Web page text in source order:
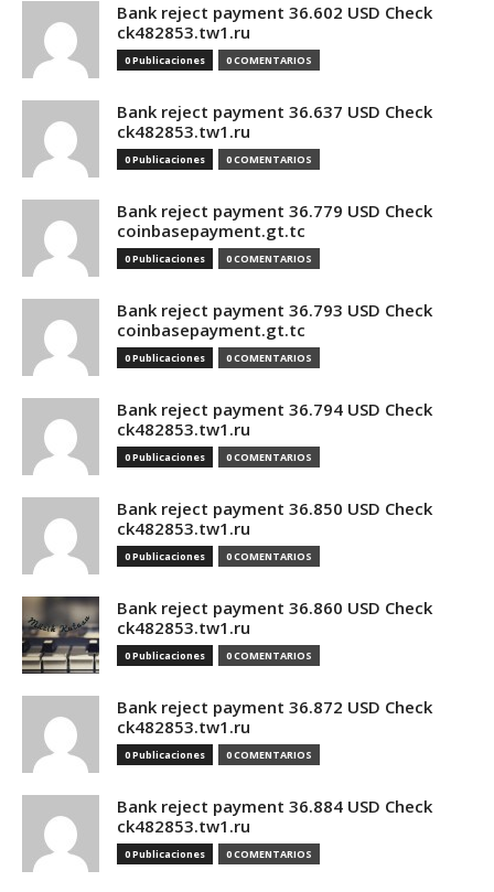
Bank reject payment 36.602 USD Check
ck482853.tw1.ru
0 Publicaciones 0 COMENTARIOS
Bank reject payment 36.637 USD Check
ck482853.tw1.ru
0 Publicaciones 0 COMENTARIOS
Bank reject payment 36.779 USD Check
coinbasepayment.gt.tc
0 Publicaciones 0 COMENTARIOS
Bank reject payment 36.793 USD Check
coinbasepayment.gt.tc
0 Publicaciones 0 COMENTARIOS
Bank reject payment 36.794 USD Check
ck482853.tw1.ru
0 Publicaciones 0 COMENTARIOS
Bank reject payment 36.850 USD Check
ck482853.tw1.ru
0 Publicaciones 0 COMENTARIOS
Bank reject payment 36.860 USD Check
ck482853.tw1.ru
0 Publicaciones 0 COMENTARIOS
Bank reject payment 36.872 USD Check
ck482853.tw1.ru
0 Publicaciones 0 COMENTARIOS
Bank reject payment 36.884 USD Check
ck482853.tw1.ru
0 Publicaciones 0 COMENTARIOS